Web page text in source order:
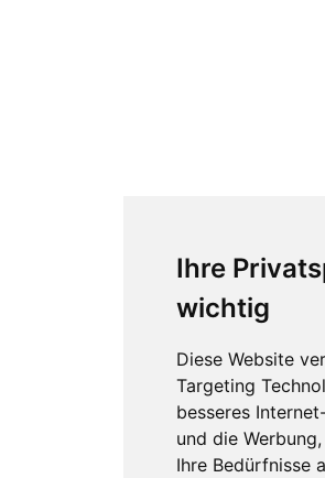
Ihre
wichtig
Diese Website
Targeting
besseres
und die
Ihre Bedürfnisse